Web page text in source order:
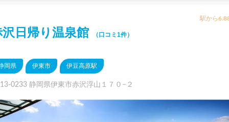
駅から
沢日帰り温泉館 （口コミ1件）
岡県 伊東市 伊豆高原駅
0233 静岡県伊東市赤沢浮山１７０−２